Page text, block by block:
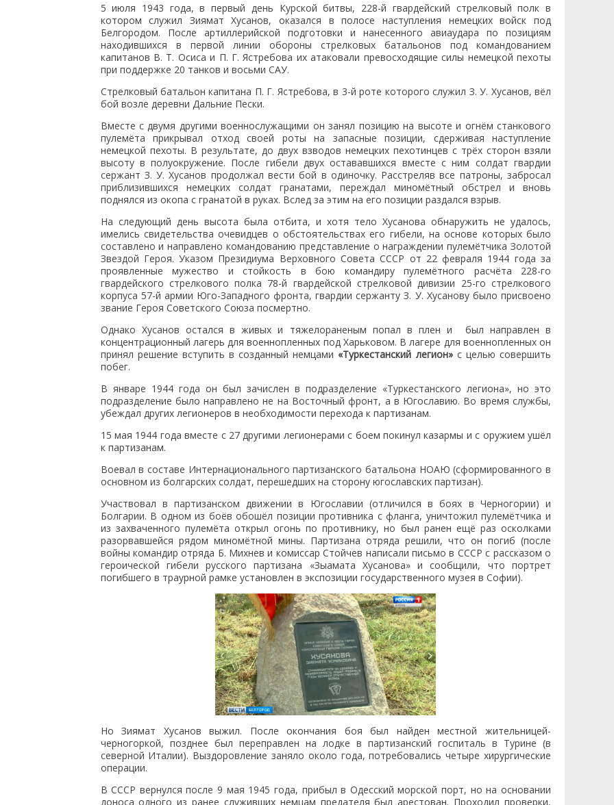
5 июля 1943 года, в первый день Курской битвы, 228-й гвардейский стрелковый полк в
котором служил Зиямат Хусанов, оказался в полосе наступления немецких войск под
Белгородом. После артиллерийской подготовки и нанесенного авиаудара по позициям
находившихся в первой линии обороны стрелковых батальонов под командованием
капитанов В. Т. Осиса и П. Г. Ястребова их атаковали превосходящие силы немецкой пехоты
при поддержке 20 танков и восьми САУ.
Стрелковый батальон капитана П. Г. Ястребова, в 3-й роте которого служил З. У. Хусанов, вёл
бой возле деревни Дальние Пески.
Вместе с двумя другими военнослужащими он занял позицию на высоте и огнём станкового
пулемёта прикрывал отход своей роты на запасные позиции, сдерживая наступление
немецкой пехоты. В результате, до двух взводов немецких пехотинцев с трёх сторон взяли
высоту в полуокружение. После гибели двух остававшихся вместе с ним солдат гвардии
сержант З. У. Хусанов продолжал вести бой в одиночку. Расстреляв все патроны, забросал
приблизившихся немецких солдат гранатами, переждал миномётный обстрел и вновь
поднялся из окопа с гранатой в руках. Вслед за этим на его позиции раздался взрыв.
На следующий день высота была отбита, и хотя тело Хусанова обнаружить не удалось,
имелись свидетельства очевидцев о обстоятельствах его гибели, на основе которых было
составлено и направлено командованию представление о награждении пулемётчика Золотой
Звездой Героя. Указом Президиума Верховного Совета СССР от 22 февраля 1944 года за
проявленные мужество и стойкость в бою командиру пулемётного расчёта 228-го
гвардейского стрелкового полка 78-й гвардейской стрелковой дивизии 25-го стрелкового
корпуса 57-й армии Юго-Западного фронта, гвардии сержанту З. У. Хусанову было присвоено
звание Героя Советского Союза посмертно.
Однако Хусанов остался в живых и тяжелораненым попал в плен и был направлен в
концентрационный лагерь для военнопленных под Харьковом. В лагере для военнопленных он
принял решение вступить в созданный немцами «Туркестанский легион»с целью совершить
побег.
В январе 1944 года он был зачислен в подразделение «Туркестанского легиона», но это
подразделение было направлено не на Восточный фронт, а в Югославию. Во время службы,
убеждал других легионеров в необходимости перехода к партизанам.
15 мая 1944 года вместе с 27 другими легионерами с боем покинул казармы и с оружием ушёл
к партизанам.
Воевал в составе Интернационального партизанского батальона НОАЮ (сформированного в
основном из болгарских солдат, перешедших на сторону югославских партизан).
Участвовал в партизанском движении в Югославии (отличился в боях в Черногории) и
Болгарии. В одном из боёв обошёл позиции противника с фланга, уничтожил пулемётчика и
из захваченного пулемёта открыл огонь по противнику, но был ранен ещё раз осколками
разорвавшейся рядом миномётной мины. Партизана отряда решили, что он погиб (после
войны командир отряда Б. Михнев и комиссар Стойчев написали письмо в СССР с рассказом о
героической гибели русского партизана «Зыамата Хусанова» и сообщили, что портрет
погибшего в траурной рамке установлен в экспозиции государственного музея в Софии).
Но Зиямат Хусанов выжил. После окончания боя был найден местной жительницей-
черногоркой, позднее был переправлен на лодке в партизанский госпиталь в Турине (в
северной Италии). Выздоровление заняло около года, потребовались четыре хирургические
операции.
В СССР вернулся после 9 мая 1945 года, прибыл в Одесский морской порт, но на основании
доноса одного из ранее служивших немцам предателя был арестован. Проходил проверки,